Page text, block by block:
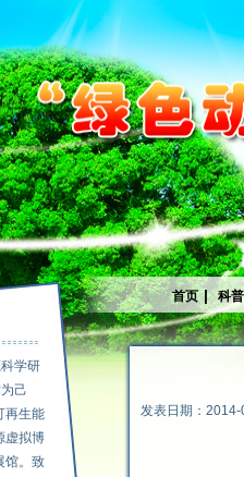
学研
己
再生能
虚拟博
馆。致
首页 | 科
发表日期：